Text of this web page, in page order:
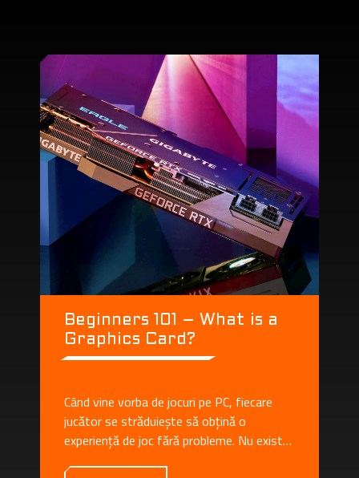
Beginners 101 – What is a
Graphics Card?
Când vine vorba de jocuri pe PC, fiecare
jucător se străduiește să obțină o
experiență de joc fără probleme. Nu există